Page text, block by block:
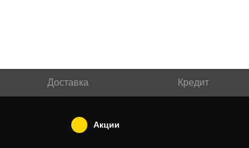
Доставка Кредит
Акции